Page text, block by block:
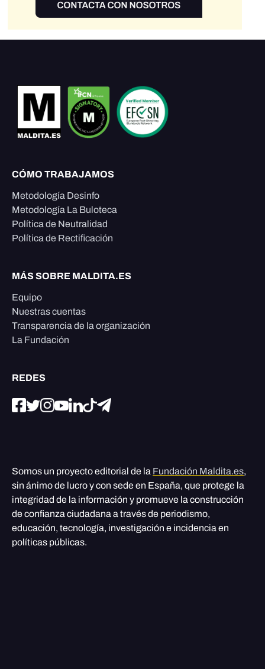
CÓMO TRABAJAMOS
Metodología Desinfo
Metodología La Buloteca
Política de Neutralidad
Política de Rectificación
MÁS SOBRE MALDITA.ES
Equipo
Nuestras cuentas
Transparencia de la organización
La Fundación
REDES
Somos un proyecto editorial de la Fundación Maldita.es,
sin ánimo de lucro y con sede en España, que protege la
integridad de la información y promueve la construcción
de confianza ciudadana a través de periodismo,
educación, tecnología, investigación e incidencia en
políticas públicas.